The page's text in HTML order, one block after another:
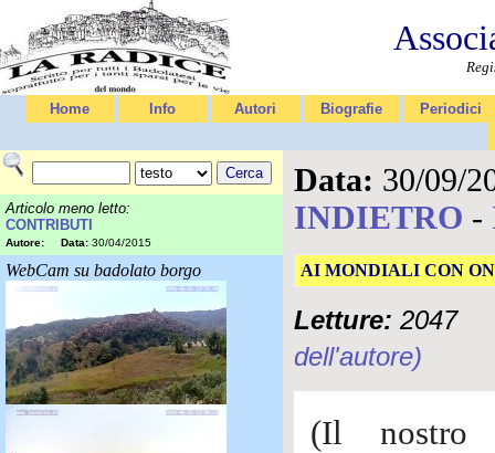
Home Info Autori Biografie Periodici
Articolo meno letto:
CONTRIBUTI
Autore: Data: 30/04/2015
WebCam su badolato borgo
Data: 30/09/
INDIETRO -
AI MONDIALI CON
Letture: 2047
dell'autore)
(Il nostro